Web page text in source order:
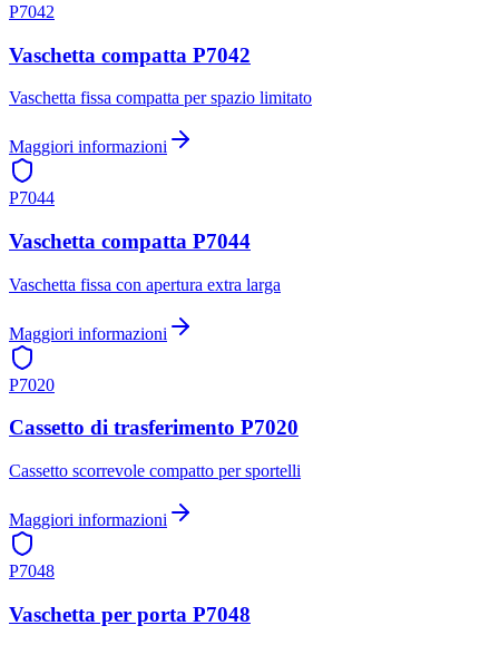
P7042
Vaschetta compatta P7042
Vaschetta fissa compatta per spazio limitato
Maggiori informazioni
P7044
Vaschetta compatta P7044
Vaschetta fissa con apertura extra larga
Maggiori informazioni
P7020
Cassetto di trasferimento P7020
Cassetto scorrevole compatto per sportelli
Maggiori informazioni
P7048
Vaschetta per porta P7048